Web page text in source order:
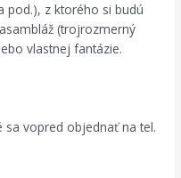
pod.), z ktorého si budú
(trojrozmerný
vlastnej fantázie.
vopred objednať na tel.